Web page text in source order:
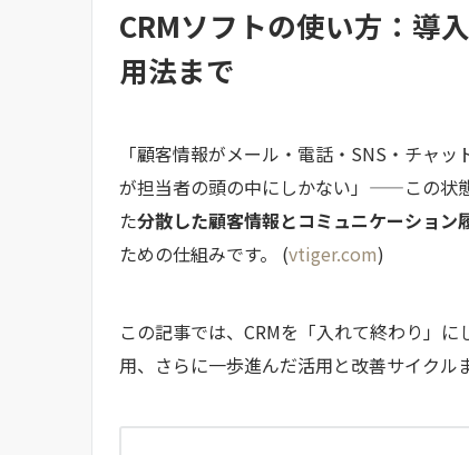
CRMソフトの使い方：導
用法まで
「顧客情報がメール・電話・SNS・チャ
が担当者の頭の中にしかない」——この状
た分散した顧客情報とコミュニケーション
ための仕組みです。 (vtiger.com)
この記事では、CRMを「入れて終わり」
用、さらに一歩進んだ活用と改善サイクル